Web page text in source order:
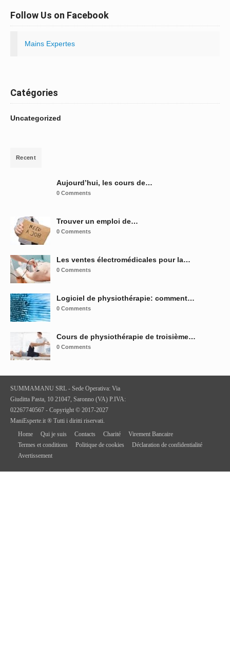
Follow Us on Facebook
Mains Expertes
Catégories
Uncategorized
Recent
Aujourd’hui, les cours de…
0 Comments
Trouver un emploi de…
0 Comments
Les ventes électromédicales pour la…
0 Comments
Logiciel de physiothérapie: comment…
0 Comments
Cours de physiothérapie de troisième…
0 Comments
SUMMAMANU SRL - Sede Operativa: Via
Giuditta Pasta, 10 21047, Saronno (VA) P.IVA:
02267740567 - Copyright © 2017-2027
ManiEsperte.it ® Tutti i diritti riservati.
Home
Qui je suis Contacts Charité
Virement Bancaire
Termes et conditions
Politique de cookies
Déclaration de confidentialité
Avertissement